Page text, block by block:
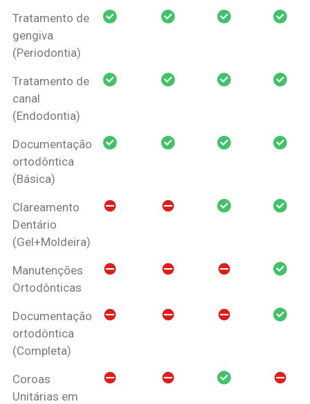
Tratamento de
gengiva
(Periodontia)
Tratamento de
canal
(Endodontia)
Documentação
ortodôntica
(Básica)
Clareamento
Dentário
(Gel+Moldeira)
Manutenções
Ortodônticas
Documentação
ortodôntica
(Completa)
Coroas
Unitárias em